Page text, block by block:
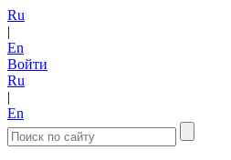
Ru
|
En
Войти
Ru
|
En